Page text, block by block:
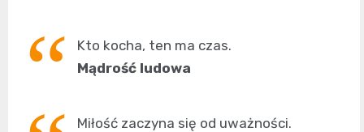
Kto kocha, ten ma czas.
Mądrość ludowa
Miłość zaczyna się od uważności.